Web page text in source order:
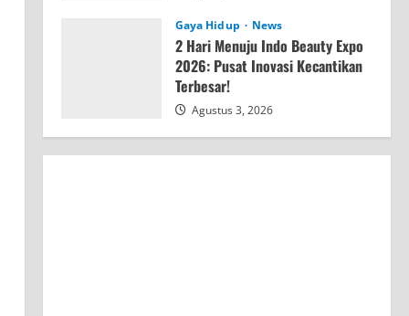
Gaya Hidup
News
2 Hari Menuju Indo Beauty Expo
2026: Pusat Inovasi Kecantikan
Terbesar!
Agustus 3, 2026